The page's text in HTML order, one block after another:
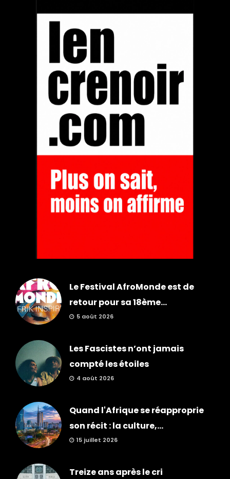
Le Festival AfroMonde est de
retour pour sa 18ème...
5 août 2026
Les Fascistes n’ont jamais
compté les étoiles
4 août 2026
Quand l'Afrique se réapproprie
son récit : la culture,...
15 juillet 2026
Treize ans après le cri